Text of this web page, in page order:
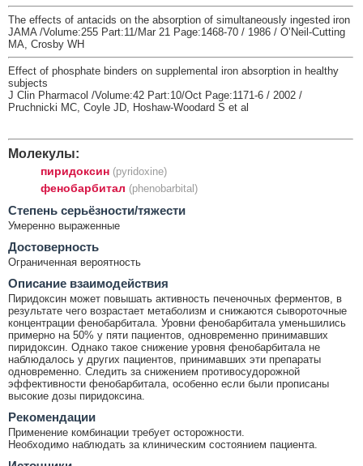
The effects of antacids on the absorption of simultaneously ingested iron
JAMA /Volume:255 Part:11/Mar 21 Page:1468-70 / 1986 / O’Neil-Cutting
MA, Crosby WH
Effect of phosphate binders on supplemental iron absorption in healthy
subjects
J Clin Pharmacol /Volume:42 Part:10/Oct Page:1171-6 / 2002 /
Pruchnicki MC, Coyle JD, Hoshaw-Woodard S et al
Молекулы:
пиридоксин (pyridoxine)
фенобарбитал (phenobarbital)
Cтепень серьёзности/тяжести
Умеренно выраженные
Достоверность
Ограниченная вероятность
Описание взаимодействия
Пиридоксин может повышать активность печеночных ферментов, в
результате чего возрастает метаболизм и снижаются сывороточные
концентрации фенобарбитала. Уровни фенобарбитала уменьшились
примерно на 50% у пяти пациентов, одновременно принимавших
пиридоксин. Однако такое снижение уровня фенобарбитала не
наблюдалось у других пациентов, принимавших эти препараты
одновременно. Следить за снижением противосудорожной
эффективности фенобарбитала, особенно если были прописаны
высокие дозы пиридоксина.
Рекомендации
Применение комбинации требует осторожности.
Необходимо наблюдать за клиническим состоянием пациента.